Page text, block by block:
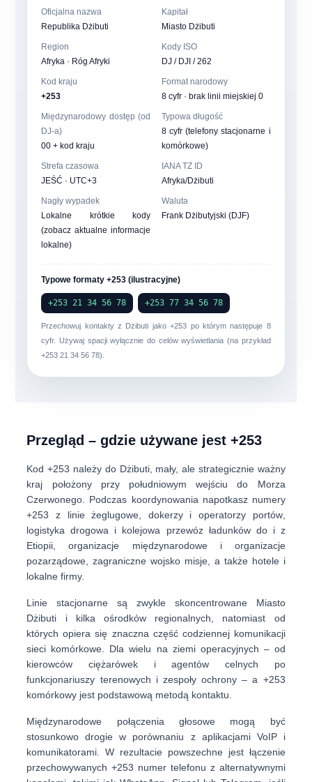
Oficjalna nazwa
Republika Dżibuti
Kapitał
Miasto Dżibuti
Region
Afryka · Róg Afryki
Kody ISO
DJ / DJI / 262
Kod kraju
+253
Format narodowy
8 cyfr · brak linii miejskiej 0
Międzynarodowy dostęp (od
DJ-a)
00 + kod kraju
Typowa długość
8 cyfr (telefony stacjonarne i
komórkowe)
Strefa czasowa
JEŚĆ · UTC+3
IANA TZ ID
Afryka/Dżibuti
Nagły wypadek
Lokalne krótkie kody
(zobacz aktualne informacje
lokalne)
Waluta
Frank Dżibutyjski (DJF)
Typowe formaty +253 (ilustracyjne)
+253 21 34 56 78 +253 77 34 56 78
Przechowuj kontakty z Dżibuti jako+253 po którym następuje 8
cyfr. Używaj spacji wyłącznie do celów wyświetlania (na przykład
+253 21 34 56 78).
Przegląd – gdzie używane jest +253
Kod+253 należy do Dżibuti, mały, ale strategicznie ważny
kraj położony przy południowym wejściu do Morza
Czerwonego. Podczas koordynowania napotkasz numery
+253 z linie żeglugowe, dokerzy i operatorzy portów,
logistyka drogowa i kolejowa przewóz ładunków do i z
Etiopii,organizacje międzynarodowe i organizacje
pozarządowe , zagraniczne wojsko misje, a także hotele i
lokalne firmy.
Linie stacjonarne są zwykle skoncentrowane Miasto
Dżibuti i kilka ośrodków regionalnych, natomiast od
których opiera się znaczna część codziennej komunikacji
sieci komórkowe . Dla wielu na ziemi operacyjnych – od
kierowców ciężarówek i agentów celnych po
funkcjonariuszy terenowych i zespoły ochrony – a +253
komórkowy jest podstawową metodą kontaktu.
Międzynarodowe połączenia głosowe mogą być
stosunkowo drogie w porównaniu z aplikacjami VoIP i
komunikatorami. W rezultacie powszechne jest łączenie
przechowywanych+253 numer telefonu z alternatywnymi